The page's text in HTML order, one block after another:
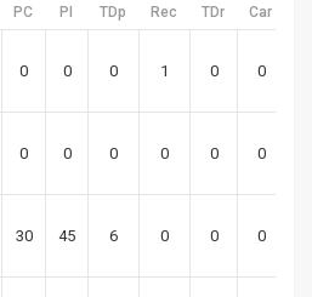
PC PI TDp Rec TDr Car
0 0 0 1 0 0
0 0 0 0 0 0
30 45 6 0 0 0